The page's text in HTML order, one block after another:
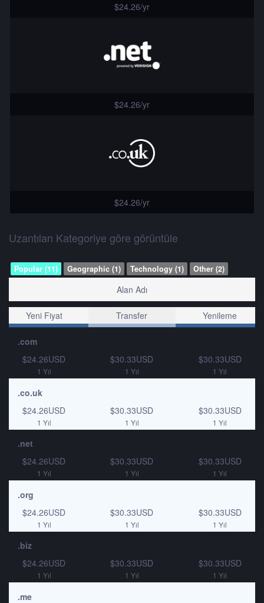
$24.26/yr
$24.26/yr
$24.26/yr
Uzantıları Kategoriye göre görüntüle
Popular (11) Geographic (1) Technology (1) Other (2)
Alan Adı
Yeni Fiyat Transfer Yenileme
.com
$24.26USD
1 Yıl
$30.33USD
1 Yıl
$30.33USD
1 Yıl
.co.uk
$24.26USD
1 Yıl
$30.33USD
1 Yıl
$30.33USD
1 Yıl
.net
$24.26USD
1 Yıl
$30.33USD
1 Yıl
$30.33USD
1 Yıl
.org
$24.26USD
1 Yıl
$30.33USD
1 Yıl
$30.33USD
1 Yıl
.biz
$24.26USD
1 Yıl
$30.33USD
1 Yıl
$30.33USD
1 Yıl
.me